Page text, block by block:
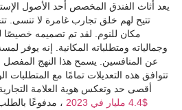
يعد أثاث الفندق المخصص أحد الأصول
تتيح لهم خلق تجارب غامرة لا تنسى.
مكان للنوم. لقد تم تصميمه خصيصًا
وجمالياته ومتطلباته المكانية. إنه يوفر
عن المنافسين. يسمح هذا النهج المفصل
تتوافق هذه التعديلات تمامًا مع المتطلبات
أقصى حد وتعكس هوية العلامة
$4.4 مليار في 2023
، مدفوعًا